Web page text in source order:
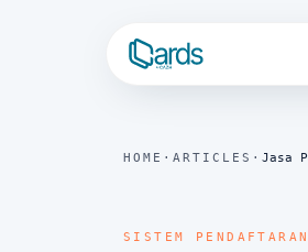
HOME · ARTICLES · Jasa
SISTEM